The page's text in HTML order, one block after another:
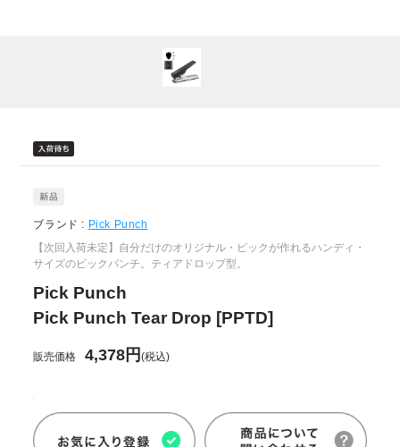
ブランド : Pick Punch
【次回入荷未定】自分だけのオリジナル・ピックが作れるハンディ・
サイズのピックパンチ。ティアドロップ型。
Pick Punch
Pick Punch Tear Drop [PPTD]
販売価格 4,378円(税込)